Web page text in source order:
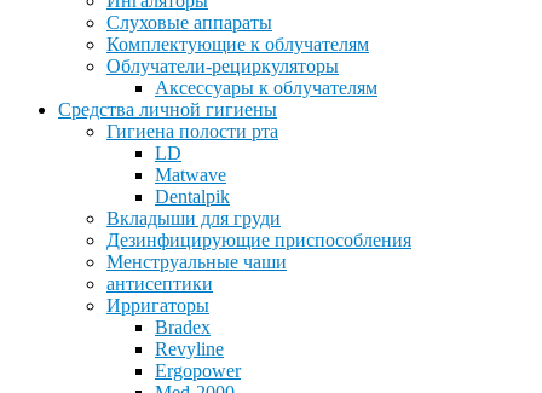
Слуховые аппараты
Комплектующие к облучателям
Облучатели-рециркуляторы
Аксессуары к облучателям
Средства личной гигиены
Гигиена полости рта
LD
Matwave
Dentalpik
Вкладыши для груди
Дезинфицирующие приспособления
Менструальные чаши
антисептики
Ирригаторы
Bradex
Revyline
Ergopower